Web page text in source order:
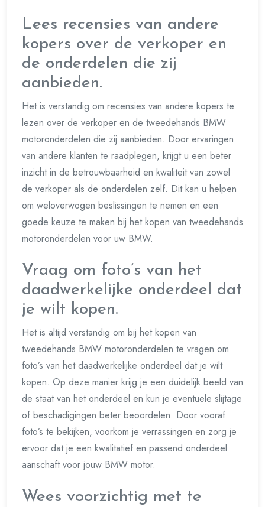
Lees recensies van andere
kopers over de verkoper en
de onderdelen die zij
aanbieden.
Het is verstandig om recensies van andere kopers te
lezen over de verkoper en de tweedehands BMW
motoronderdelen die zij aanbieden. Door ervaringen
van andere klanten te raadplegen, krijgt u een beter
inzicht in de betrouwbaarheid en kwaliteit van zowel
de verkoper als de onderdelen zelf. Dit kan u helpen
om weloverwogen beslissingen te nemen en een
goede keuze te maken bij het kopen van tweedehands
motoronderdelen voor uw BMW.
Vraag om foto’s van het
daadwerkelijke onderdeel dat
je wilt kopen.
Het is altijd verstandig om bij het kopen van
tweedehands BMW motoronderdelen te vragen om
foto’s van het daadwerkelijke onderdeel dat je wilt
kopen. Op deze manier krijg je een duidelijk beeld van
de staat van het onderdeel en kun je eventuele slijtage
of beschadigingen beter beoordelen. Door vooraf
foto’s te bekijken, voorkom je verrassingen en zorg je
ervoor dat je een kwalitatief en passend onderdeel
aanschaft voor jouw BMW motor.
Wees voorzichtig met te